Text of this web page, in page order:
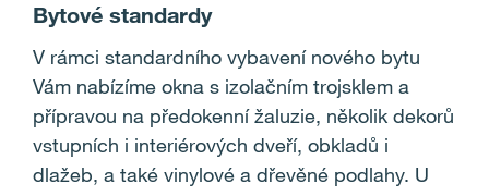
Bytové standardy
V rámci standardního vybavení nového bytu
Vám nabízíme okna s izolačním trojsklem a
přípravou na předokenní žaluzie, několik dekorů
vstupních i interiérových dveří, obkladů i
dlažeb, a také vinylové a dřevěné podlahy. U